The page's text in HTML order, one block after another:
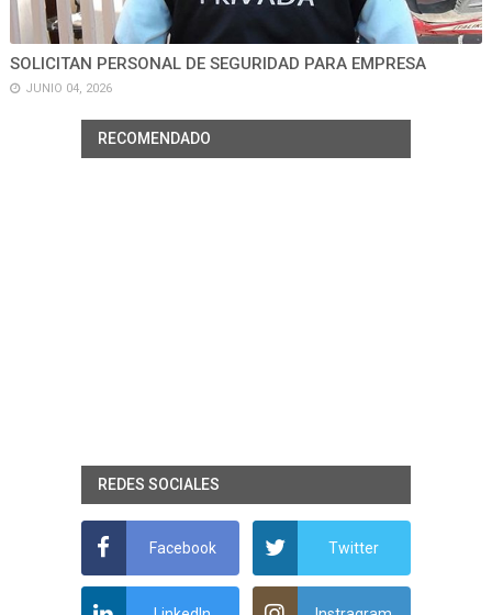
SOLICITAN PERSONAL DE SEGURIDAD PARA EMPRESA
JUNIO 04, 2026
RECOMENDADO
REDES SOCIALES
Facebook Twitter